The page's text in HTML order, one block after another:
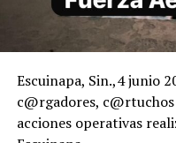
Escuinapa, Sin.,4 junio
c@rgadores,
acciones operativas